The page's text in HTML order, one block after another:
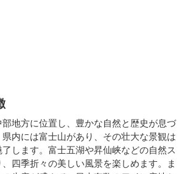
地方に位置し、豊かな自然と歴史が息づ
県内には富士山があり、その壮大な景観は
します。富士五湖や昇仙峡などの自然ス
四季折々の美しい風景を楽しめます。ま